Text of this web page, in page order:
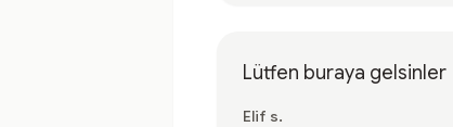
Lütfen buraya gelsinler
Elif s.